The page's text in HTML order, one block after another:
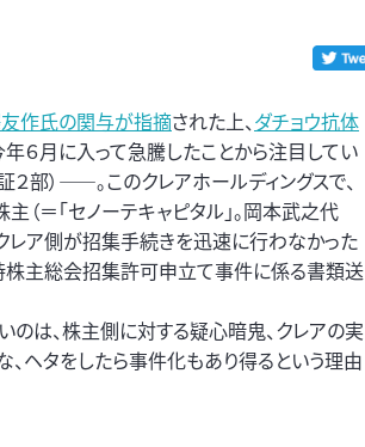
作氏の関与が指摘された上、ダチョウ抗体
６月に入って急騰したことから注目してい
２部）――。このクレアホールディングスで、
（＝「セノーテキャピタル」。岡本武之代
レア側が招集手続きを迅速に行わなかった
株主総会招集許可申立て事件に係る書類送
は、株主側に対する疑心暗鬼、クレアの実
ヘタをしたら事件化もあり得るという理由